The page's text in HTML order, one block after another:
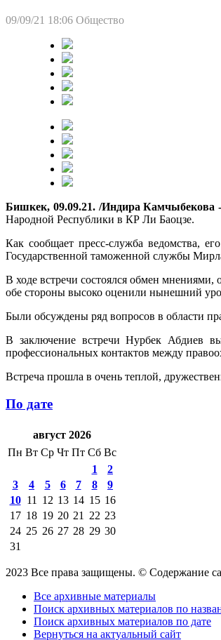
09/09/21 18:06 Общество
Бишкек, 09.09.21. /Индира Камчыбекова
Народной Республики в КР Ли Баоцзе.
Как сообщает пресс-служба ведомства,
Государственной таможенной службы
В ходе встречи состоялся обмен
обе стороны высоко оценили нынешний
Были обсуждены ряд вопросов в области
В заключение встречи Нурбек Абдиев
профессиональных контактов между
Встреча прошла в очень теплой,
По дате
август 2026
Пн Вт Ср Чт Пт Сб Вс
1
2
3
4 5 6 7 8
9
10 11 12 13 14 15 16
17 18 19 20 21 22 23
24 25 26 27 28 29 30
31
2023 Все права защищены. © Содержание
Все архивные материалы
Поиск архивных материалов по
Поиск архивных материалов по дате
Вернуться на актуальный сайт